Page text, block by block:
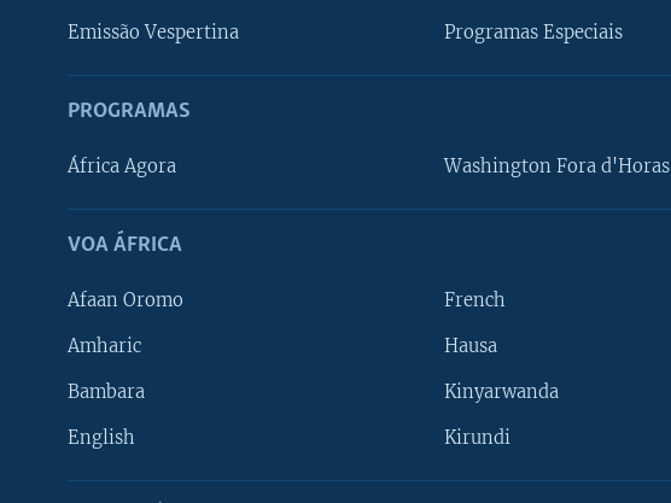
Emissão Vespertina Programas Especiais
PROGRAMAS
África Agora Washington Fora d'Horas
VOA ÁFRICA
Afaan Oromo
Amharic
Bambara
English
French
Hausa
Kinyarwanda
Kirundi